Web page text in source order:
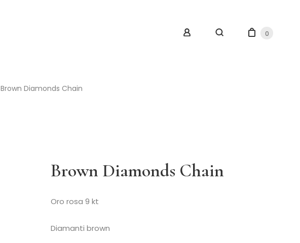
0
Brown Diamonds Chain
Brown Diamonds Chain
Oro rosa 9 kt
Diamanti brown